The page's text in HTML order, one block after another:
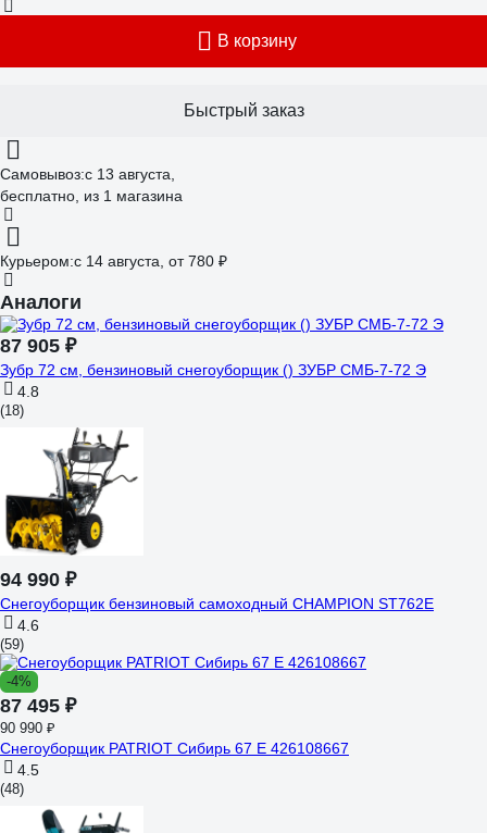
В корзину
Быстрый заказ
Самовывоз:c 13 августа,
бесплатно , из 1 магазина
Курьером:c 14 августа, от 780 ₽
Аналоги
87 905 ₽
Зубр 72 см, бензиновый снегоуборщик () ЗУБР СМБ-7-72 Э
4.8
(18)
94 990 ₽
Снегоуборщик бензиновый самоходный CHAMPION ST762E
4.6
(59)
-4%
87 495 ₽
90 990 ₽
Снегоуборщик PATRIOT Сибирь 67 E 426108667
4.5
(48)